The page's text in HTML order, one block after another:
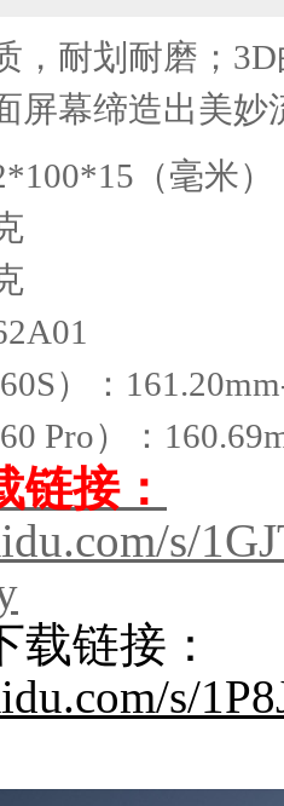
，耐划耐磨；
屏幕缔造出美
（毫米）
）：
Pro）：
链接：
s/
载链接：
s/